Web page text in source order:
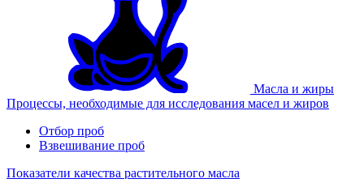
Масла и жиры
Процессы, необходимые для исследования масел и жиров
Отбор проб
Взвешивание проб
Показатели качества растительного масла